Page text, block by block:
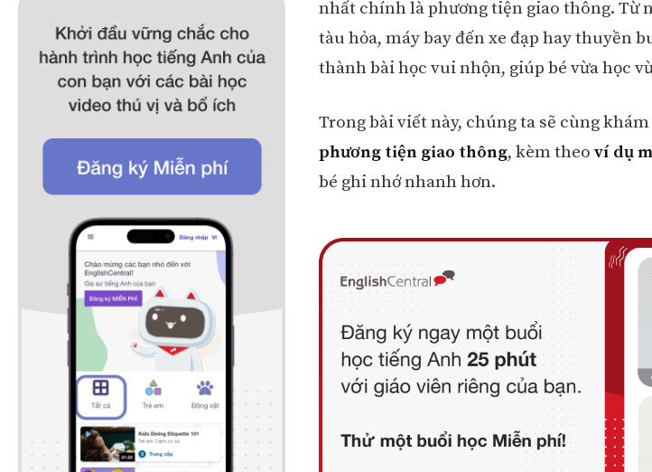
nhất chính là phương tiện giao thông. Từ
tàu hỏa, máy bay đến xe đạp hay thuyền
thành bài học vui nhộn, giúp bé vừa học
Trong bài viết này, chúng ta sẽ cùng
phương tiện giao thông, kèm theo ví dụ
bé ghi nhớ nhanh hơn.